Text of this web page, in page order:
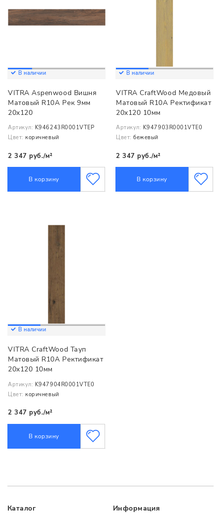
В наличии
VITRA Aspenwood Вишня
Матовый R10A Рек 9мм
20x120
Артикул: K946243R0001VTEP
Цвет: коричневый
2 347 руб./м²
В корзину
В наличии
VITRA CraftWood Медовый
Матовый R10A Ректификат
20x120 10мм
Артикул: K947903R0001VTE0
Цвет: бежевый
2 347 руб./м²
В корзину
В наличии
VITRA CraftWood Тауп
Матовый R10A Ректификат
20x120 10мм
Артикул: K947904R0001VTE0
Цвет: коричневый
2 347 руб./м²
В корзину
Каталог
Информация